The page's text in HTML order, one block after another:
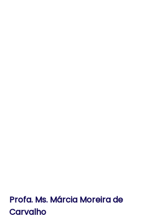
Profa. Ms. Márcia Moreira de
Carvalho